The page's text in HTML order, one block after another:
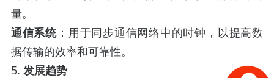
量。
通信系统 ：用于同步通信网络中的时钟，以提高数
据传输的效率和可靠性。
5. 发展趋势